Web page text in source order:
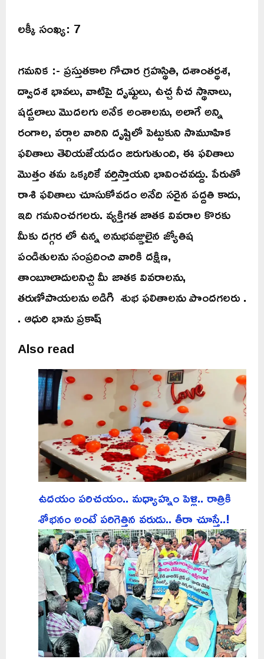
లక్కీ సంఖ్య: 7
గమనిక :- ప్రస్తుతకాల గోచార గ్రహస్థితి, దశాంతర్ధశ,
ద్వాదశ భావలు, వాటిపై దృష్టులు, ఉచ్చ నీచ స్థానాలు,
షడ్బలాలు మొదలగు అనేక అంశాలను, అలాగే అన్ని
రంగాల, వర్గాల వారిని దృష్టిలో పెట్టుకుని సామూహిక
ఫలితాలు తెలియజేయడం జరుగుతుంది, ఈ ఫలితాలు
మొత్తం తమ ఒక్కరికే వర్తిస్తాయని భావించవద్దు. పేరుతో
రాశి ఫలితాలు చూసుకోవడం అనేది సరైన పద్దతి కాదు,
ఇది గమనించగలరు. వ్యక్తిగత జాతక వివరాల కొరకు
మీకు దగ్గర లో ఉన్న అనుభవజ్ఞులైన జ్యోతిష
పండితులను సంప్రదించి వారికి దక్షిణ,
తాంబూలాదులనిచ్చి మీ జాతక వివరాలను,
తరుణోపాయలను అడిగి శుభ ఫలితాలను పొందగలరు .
. ఆధురి భాను ప్రకాష్
Also read
ఉదయం పరిచయం.. మధ్యాహ్నం పెళ్లి.. రాత్రికి
శోభనం అంటే పరిగెత్తిన వరుడు.. తీరా చూస్తే..!